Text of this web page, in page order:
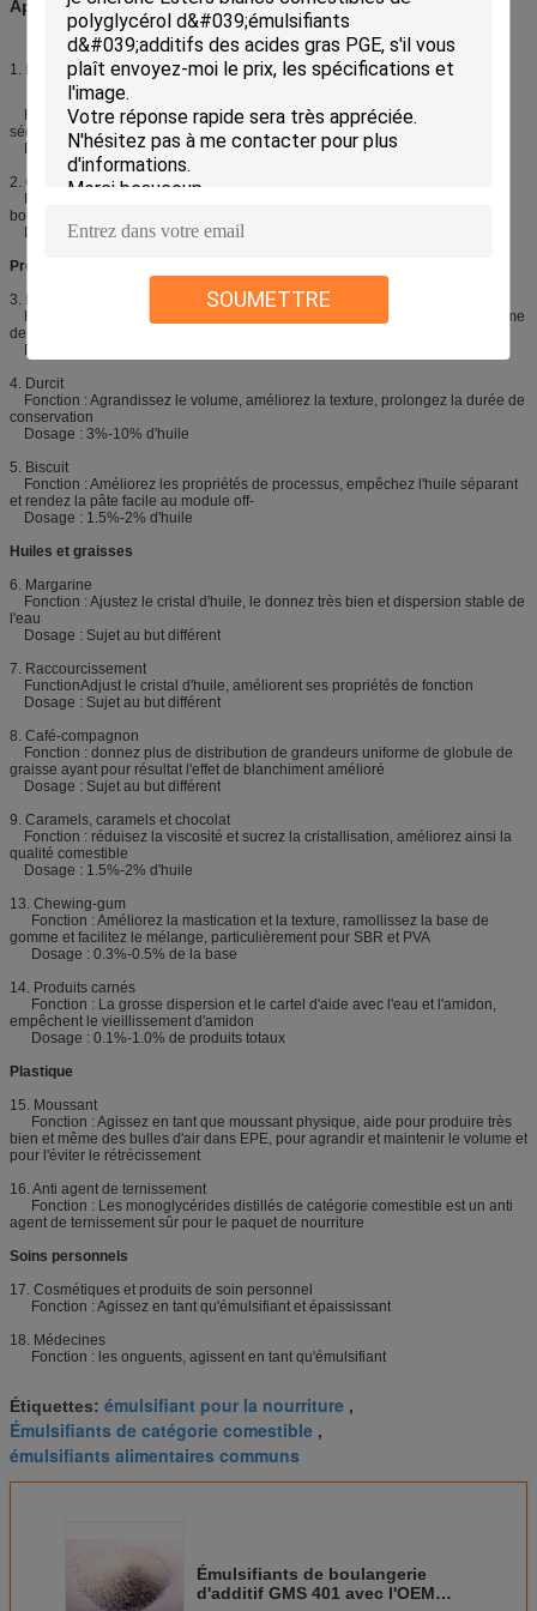
SOUMETTRE
Applications :
1. Boisson de protéine
Fonction : stabilisez la graisse et la protéine, empêchent l'élimination et la
sédimentation
Dosage : 0.05%-0.1% de produits totaux
2. Crème glacée
Fonction : évitez de former le grand cristal de glace, améliorez effet dans la
bouche et fournissent la texture crémeuse, améliorent la stabilisation
Dosage : 0.1%-0.2% de produits totaux
Produits de farine
3. Pains
Fonction : améliore la douceur de miette, fournit un fin et la structure uniforme
de miette, réduit le taux d'altération
Dosage : 0.3%-0.8% de farine
4. Durcit
Fonction : Agrandissez le volume, améliorez la texture, prolongez la durée de
conservation
Dosage : 3%-10% d'huile
5. Biscuit
Fonction : Améliorez les propriétés de processus, empêchez l'huile séparant
et rendez la pâte facile au module off-
Dosage : 1.5%-2% d'huile
Huiles et graisses
6. Margarine
Fonction : Ajustez le cristal d'huile, le donnez très bien et dispersion stable de
l'eau
Dosage : Sujet au but différent
7. Raccourcissement
FunctionAdjust le cristal d'huile, améliorent ses propriétés de fonction
Dosage : Sujet au but différent
8. Café-compagnon
Fonction : donnez plus de distribution de grandeurs uniforme de globule de
graisse ayant pour résultat l'effet de blanchiment amélioré
Dosage : Sujet au but différent
9. Caramels, caramels et chocolat
Fonction : réduisez la viscosité et sucrez la cristallisation, améliorez ainsi la
qualité comestible
Dosage : 1.5%-2% d'huile
13. Chewing-gum
Fonction : Améliorez la mastication et la texture, ramollissez la base de
gomme et facilitez le mélange, particulièrement pour SBR et PVA
Dosage : 0.3%-0.5% de la base
14. Produits carnés
Fonction : La grosse dispersion et le cartel d'aide avec l'eau et l'amidon,
empêchent le vieillissement d'amidon
Dosage : 0.1%-1.0% de produits totaux
Plastique
15. Moussant
Fonction : Agissez en tant que moussant physique, aide pour produire très
bien et même des bulles d'air dans EPE, pour agrandir et maintenir le volume et
pour l'éviter le rétrécissement
16. Anti agent de ternissement
Fonction : Les monoglycérides distillés de catégorie comestible est un anti
agent de ternissement sûr pour le paquet de nourriture
Soins personnels
17. Cosmétiques et produits de soin personnel
Fonction : Agissez en tant qu'émulsifiant et épaississant
18. Médecines
Fonction : les onguents, agissent en tant qu'émulsifiant
Étiquettes: émulsifiant pour la nourriture ,
Émulsifiants de catégorie comestible ,
émulsifiants alimentaires communs
Émulsifiants de boulangerie
d'additif GMS 401 avec l'OEM